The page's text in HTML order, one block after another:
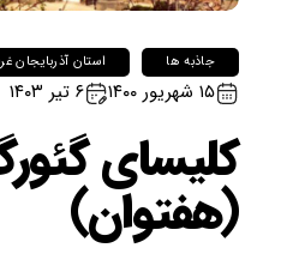
جاذبه ها استان آذربایجان
۱۵ شهریور ۱۴۰۰ ۶ تیر ۱۴۰۳
کلیسای
(هفتوان)